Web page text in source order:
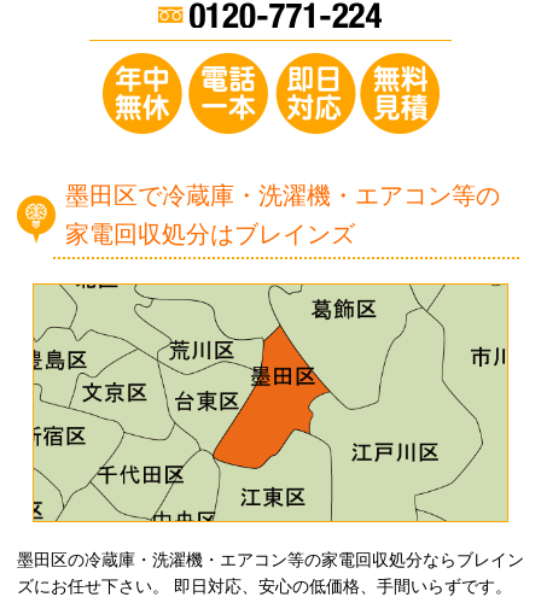
墨田区で冷蔵庫・洗濯機・エアコン等の
家電回収処分はブレインズ
墨田区の冷蔵庫・洗濯機・エアコン等の家電回収処分ならブレイン
ズにお任せ下さい。 即日対応、安心の低価格、手間いらずです。